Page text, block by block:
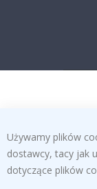
Używamy plików
dostawcy, tacy jak
dotyczące plików